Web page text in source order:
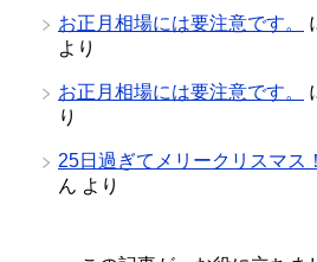
お正月相場には要注意です。
より
お正月相場には要注意です。
り
25日過ぎてメリークリスマス！
ん より